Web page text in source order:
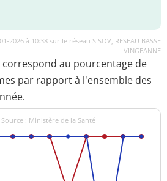
2026 à 10:38 sur le réseau SISOV, RESEAU BASSE
VINGEANNE
au pourcentage de
par rapport à l'ensemble des
: Ministère de la Santé